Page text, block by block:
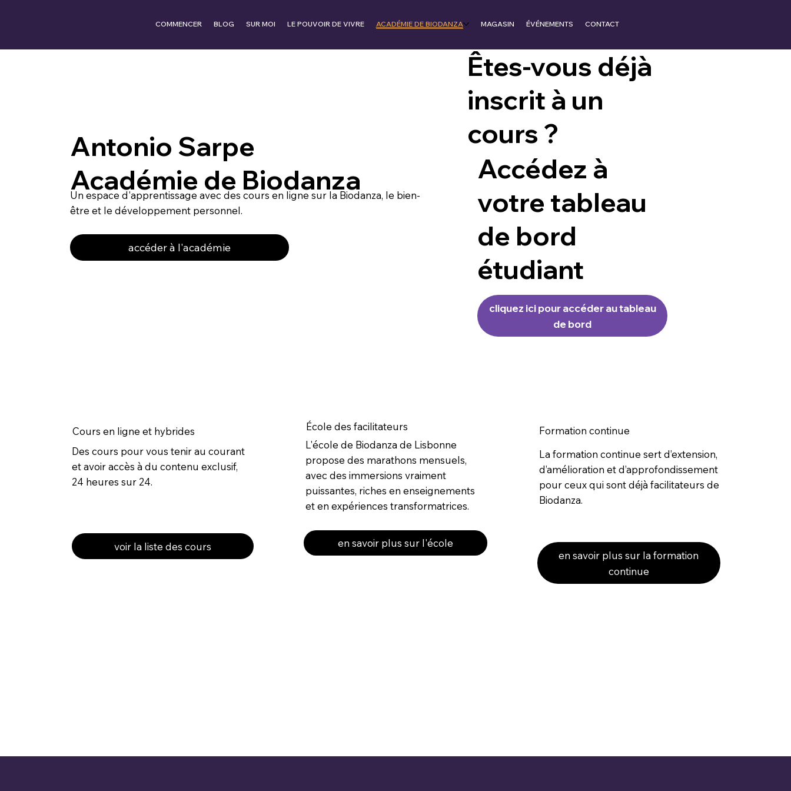
COMMENCER BLOG SUR MOI LE POUVOIR DE VIVRE ACADÉMIE DE BIODANZA MAGASIN ÉVÉNEMENTS CONTACT
Cours en ligne et hybrides
Des cours pour vous tenir au courant
et avoir accès à du contenu exclusif,
24 heures sur 24.
voir la liste des cours
École des facilitateurs
L'école de Biodanza de Lisbonne
propose des marathons mensuels,
avec des immersions vraiment
puissantes, riches en enseignements
et en expériences transformatrices.
en savoir plus sur l'école
Formation continue
La formation continue sert d’extension,
d’amélioration et d’approfondissement
pour ceux qui sont déjà facilitateurs de
Biodanza.
en savoir plus sur la formation
continue
Antonio Sarpe
Académie de Biodanza
Un espace d'apprentissage avec des cours en ligne sur la Biodanza, le bien-
être et le développement personnel.
accéder à l'académie
Êtes-vous déjà
inscrit à un
cours ?
Accédez à
votre tableau
de bord
étudiant
cliquez ici pour accéder au tableau
de bord